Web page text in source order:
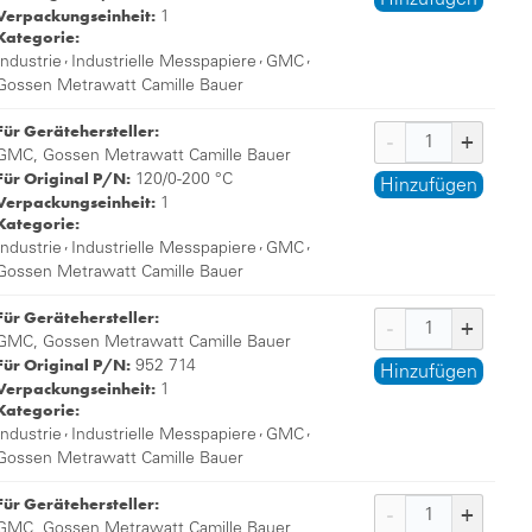
1
, Industrielle Messpapiere , GMC ,
Metrawatt Camille Bauer
Gerätehersteller:
Gossen Metrawatt Camille Bauer
Original P/N: 120/0-200 °C
1
, Industrielle Messpapiere , GMC ,
Metrawatt Camille Bauer
Hinzufügen
Gerätehersteller:
Gossen Metrawatt Camille Bauer
Original P/N: 952 714
1
, Industrielle Messpapiere , GMC ,
Metrawatt Camille Bauer
Hinzufügen
Gerätehersteller: